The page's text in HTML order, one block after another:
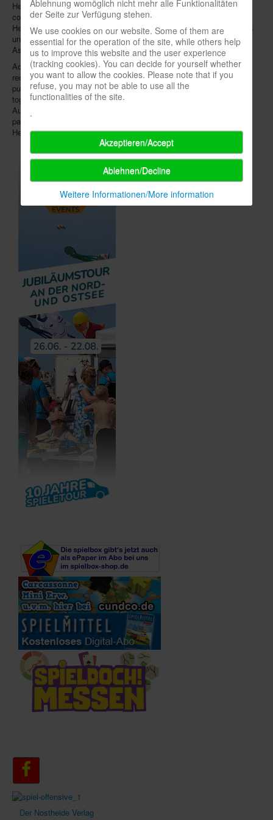
Heiko Eller-Bilz, headquarters remains in Miltenberg. However, the
cooperation with Asmodee is not to be completely abandoned,
HeidelBÄR wants to continue working internationally with Asmodee's
units. The first HeidelBÄR publication,Tags, will remain with
Asmodee, but will continue to be supported by HeidelBÄR.
According to HeidelBÄR Games GmbH, the new company sees the
reorganization as areturn to the rootsof the former, independent
publisher Heidelberger. Asmodee was thanked for the time spent
together and for the opportunity to take this new step. At the end of
August 2016, Heidelberger's founder and CEO
passed away; in 2017, Asmodee bought the publisher, and in 2018
HeidelBÄR was introduced as a new studio.
Der Nostheide Verlag
Ablehnung womöglich nicht mehr alle Funktionalitäten
der Seite zur Verfügung stehen.
We use cookies on our website. Some of them are
essential for the operation of the site, while others help
us to improve this website and the user experience
(tracking cookies). You can decide for yourself whether
you want to allow the cookies. Please note that if you
refuse, you may not be able to use all the
functionalities of the site.
.
Akzeptieren/Accept
Ablehnen/Decline
Weitere Informationen/More information